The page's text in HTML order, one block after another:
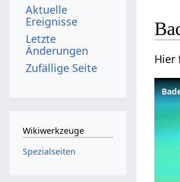
Aktuelle
Ereignisse
Letzte
Änderungen
Zufällige Seite
Wikiwerkzeuge
Spezialseiten